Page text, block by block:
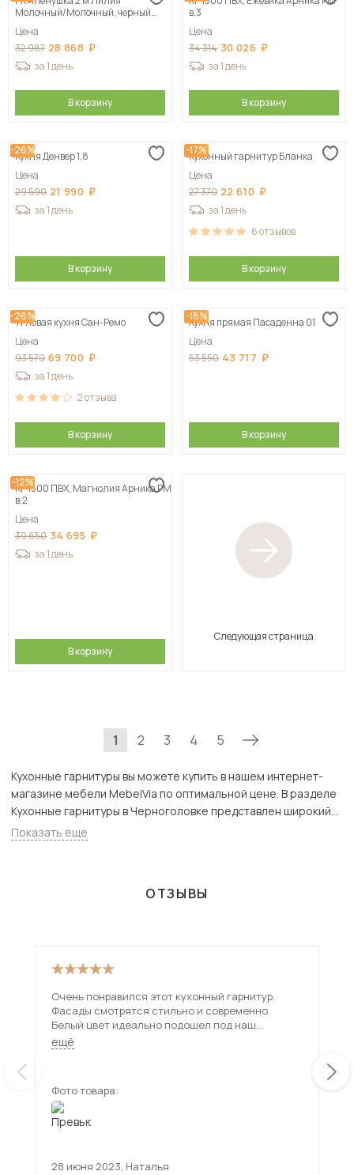
Молочный/Молочный, черный
Цена
32 987 28 868
за 1 день
В корзину
в.3
Цена
34 314 30 026
за 1 день
В корзину
-26%
Кухня Денвер 1,8
Цена
29 590 21 990
за 1 день
В корзину
-17%
Кухонный гарнитур Бланка
Цена
27 370 22 610
за 1 день
6отзывов
В корзину
-26%
Угловая кухня Сан-Ремо
Цена
93 570 69 700
за 1 день
2отзыва
В корзину
-18%
Кухня прямая Пасаденна 01
Цена
53 550 43 717
В корзину
-12%
КГ 1500 ПВХ, Магнолия Арника РМ
в.2
Цена
39 650 34 695
за 1 день
В корзину
Следующая страница
1 2 3 4 5
Кухонные гарнитуры вы можете купить в нашем интернет-
магазине мебели MebelVia по оптимальной цене. В разделе
Кухонные гарнитуры в Черноголовке представлен широкий
ассортимент товаров с доставкой в Москве и Подмосковью,
включая Черноголовка. Всего товаров в категории
Показать еще
ОТЗЫВЫ
Очень понравился этот кухонный гарнитур.
Фасады смотрятся стильно и современно.
Белый цвет идеально подошел под наш
интерьер. На кухне с ним стало светлее и
просторнее. Шкафчики и тумбы вместительные.
мебель для кухни, все смотрится гармонично.
ещё
Фото товара:
28 июня 2023, Наталья